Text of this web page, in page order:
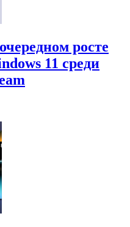
росте
11 среди